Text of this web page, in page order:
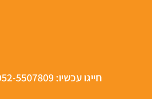
חייגו עכשיו: 052-5507809